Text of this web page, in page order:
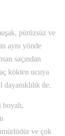
pürüzsüz ve
aynı yönde
saçından
kökten ucuya
ile.
boyalı,
ve çok